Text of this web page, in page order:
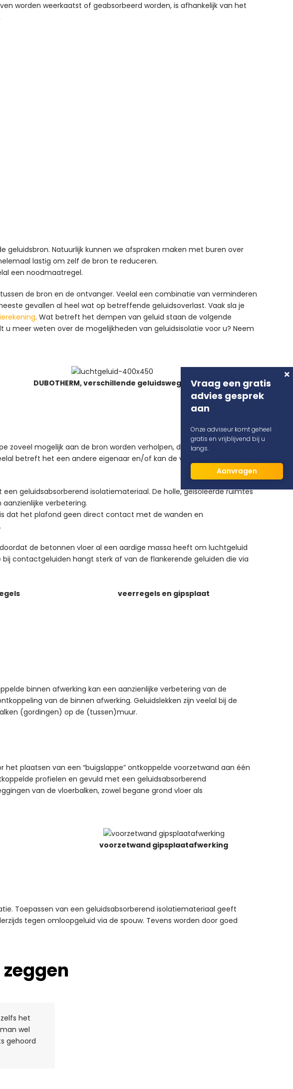
worden weerkaatst of geabsorbeerd worden, is afhankelijk van het
geluidsbron. Natuurlijk kunnen we afspraken maken met buren over
lastig om zelf de bron te reduceren.
een noodmaatregel.
de bron en de ontvanger. Veelal een combinatie van verminderen
gevallen al heel wat op betreffende geluidsoverlast. Vaak sla je
. Wat betreft het dempen van geluid staan de volgende
meer weten over de mogelijkheden van geluidsisolatie voor u? Neem
DUBOTHERM, verschillende geluidswegen
mogelijk aan de bron worden verholpen, dus op de vloer. Het is
betreft het een andere eigenaar en/of kan de vloer niet
geluidsabsorberend isolatiemateriaal. De holle, geïsoleerde ruimtes
verbetering.
dat het plafond geen direct contact met de wanden en
de betonnen vloer al een aardige massa heeft om luchtgeluid
contactgeluiden hangt sterk af van de flankerende geluiden die via
veerregels en gipsplaat
binnen afwerking kan een aanzienlijke verbetering van de
van de binnen afwerking. Geluidslekken zijn veelal bij de
(gordingen) op de (tussen)muur.
plaatsen van een “buigslappe” ontkoppelde voorzetwand aan één
profielen en gevuld met een geluidsabsorberend
van de vloerbalken, zowel begane grond vloer als
voorzetwand gipsplaatafwerking
Toepassen van een geluidsabsorberend isolatiemateriaal geeft
tegen omloopgeluid via de spouw. Tevens worden door goed
het
wel
gehoord
Vraag een gratis
advies gesprek
aan
Onze adviseur komt geheel
gratis en vrijblijvend bij u
langs.
Aanvragen